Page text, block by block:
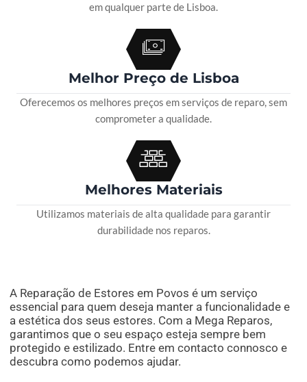
em qualquer parte de Lisboa.
Melhor Preço de Lisboa
Oferecemos os melhores preços em serviços de reparo, sem
comprometer a qualidade.
Melhores Materiais
Utilizamos materiais de alta qualidade para garantir
durabilidade nos reparos.
A Reparação de Estores em Povos é um serviço
essencial para quem deseja manter a funcionalidade e
a estética dos seus estores. Com a Mega Reparos,
garantimos que o seu espaço esteja sempre bem
protegido e estilizado. Entre em contacto connosco e
descubra como podemos ajudar.